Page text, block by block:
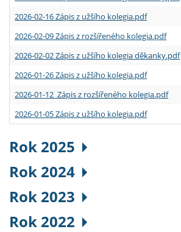
2026-02-16 Zápis z užšího kolegia.pdf
2026-02-09 Zápis z rozšířeného kolegia.pdf
2026-02-02 Zápis z užšího kolegia děkanky.pdf
2026-01-26 Zápis z užšího kolegia.pdf
2026-01-12 Zápis z rozšířeného kolegia.pdf
2026-01-05 Zápis z užšího kolegia.pdf
Rok 2025
Rok 2024
Rok 2023
Rok 2022